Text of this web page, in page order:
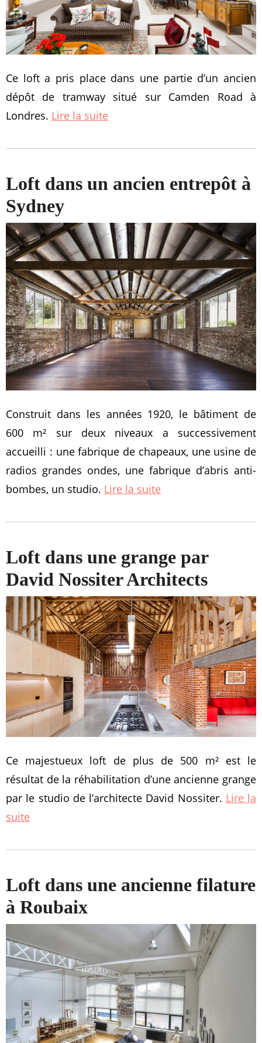
Ce loft a pris place dans une partie d’un ancien
dépôt de tramway situé sur Camden Road à
Londres. Lire la suite
Loft dans un ancien entrepôt à
Sydney
Construit dans les années 1920, le bâtiment de
600 m² sur deux niveaux a successivement
accueilli : une fabrique de chapeaux, une usine de
radios grandes ondes, une fabrique d’abris anti-
bombes, un studio. Lire la suite
Loft dans une grange par
David Nossiter Architects
Ce majestueux loft de plus de 500 m² est le
résultat de la réhabilitation d’une ancienne grange
par le studio de l’architecte David Nossiter. Lire la
suite
Loft dans une ancienne filature
à Roubaix